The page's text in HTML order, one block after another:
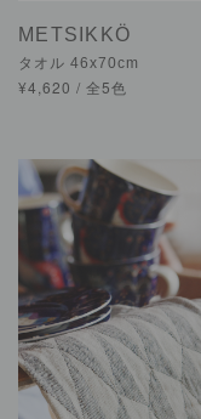
METSIKKÖ
タオル 46x70cm
¥4,620 / 全5色